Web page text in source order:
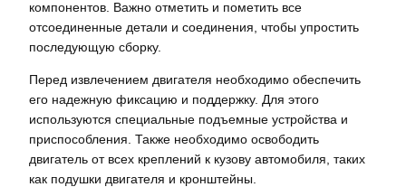
компонентов. Важно отметить и пометить все
отсоединенные детали и соединения, чтобы упростить
последующую сборку.
Перед извлечением двигателя необходимо обеспечить
его надежную фиксацию и поддержку. Для этого
используются специальные подъемные устройства и
приспособления. Также необходимо освободить
двигатель от всех креплений к кузову автомобиля, таких
как подушки двигателя и кронштейны.